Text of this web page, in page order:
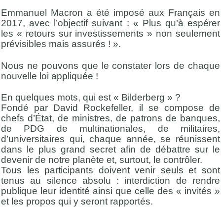
Emmanuel Macron a été imposé aux Français en
2017, avec l’objectif suivant : « Plus qu’à espérer
les « retours sur investissements » non seulement
prévisibles mais assurés ! ».
Nous ne pouvons que le constater lors de chaque
nouvelle loi appliquée !
En quelques mots, qui est « Bilderberg » ?
Fondé par David Rockefeller, il se compose de
chefs d’État, de ministres, de patrons de banques,
de PDG de multinationales, de militaires,
d’universitaires qui, chaque année, se réunissent
dans le plus grand secret afin de débattre sur le
devenir de notre planète et, surtout, le contrôler.
Tous les participants doivent venir seuls et sont
tenus au silence absolu : interdiction de rendre
publique leur identité ainsi que celle des « invités »
et les propos qui y seront rapportés.